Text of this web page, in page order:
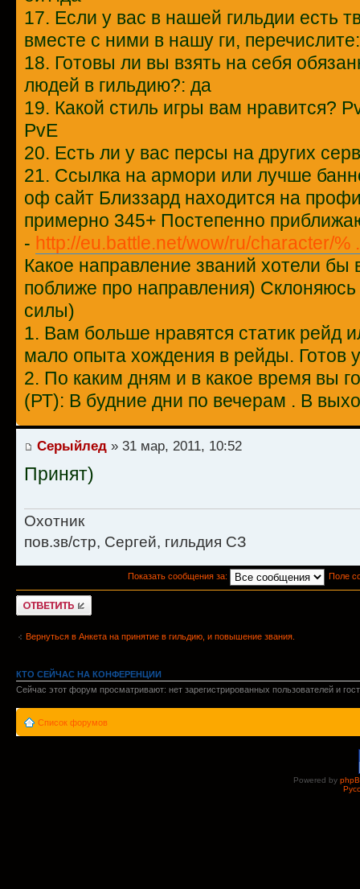
17. Если у вас в нашей гильдии есть
вместе с ними в нашу ги,
18. Готовы ли вы взять на себя
людей в гильдию?: да
19. Какой стиль игры вам нравится?
PvE
20. Есть ли у вас персы на других
21. Ссылка на армори или лучше
оф сайт Близзард находится на
примерно 345+ Постепенно
- http://eu.battle.net/wow/ru/character/%
Какое направление званий хотели бы
поближе про направления)
силы)
1. Вам больше нравятся статик рейд
мало опыта хождения в рейды. Готов
2. По каким дням и в какое время вы
(РТ): В будние дни по вечерам . В
Серыйлед » 31 мар, 2011, 10:52
Принят)
Охотник
пов.зв/стр, Сергей, гильдия СЗ
Показать сообщения за: Поле
Ответить
Вернуться в Анкета на принятие в гильдию, и повышение звания.
КТО СЕЙЧАС НА КОНФЕРЕНЦИИ
Сейчас этот форум просматривают: нет зарегистрированных пользователей и
Список форумов
Powered by